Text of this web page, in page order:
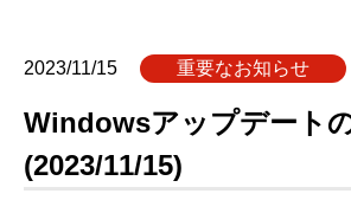
2023/11/15 重要なお知らせ
Windowsアップデート
(2023/11/15)